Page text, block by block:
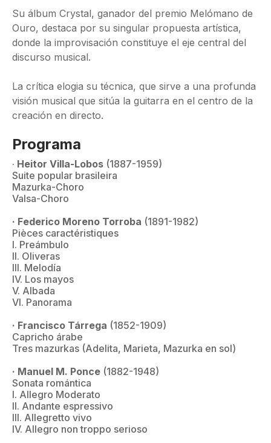
Su álbum Crystal, ganador del premio Melómano de
Ouro, destaca por su singular propuesta artística,
donde la improvisación constituye el eje central del
discurso musical.
La crítica elogia su técnica, que sirve a una profunda
visión musical que sitúa la guitarra en el centro de la
creación en directo.
Programa
· Heitor Villa-Lobos (1887-1959)
Suite popular brasileira
Mazurka-Choro
Valsa-Choro
· Federico Moreno Torroba (1891-1982)
Pièces caractéristiques
I. Preámbulo
II. Oliveras
III. Melodía
IV. Los mayos
V. Albada
VI. Panorama
· Francisco Tárrega (1852-1909)
Capricho árabe
Tres mazurkas (Adelita, Marieta, Mazurka en sol)
· Manuel M. Ponce (1882-1948)
Sonata romántica
I. Allegro Moderato
II. Andante espressivo
III. Allegretto vivo
IV. Allegro non troppo serioso